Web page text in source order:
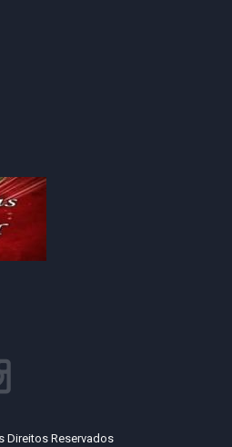
Direitos Reservados